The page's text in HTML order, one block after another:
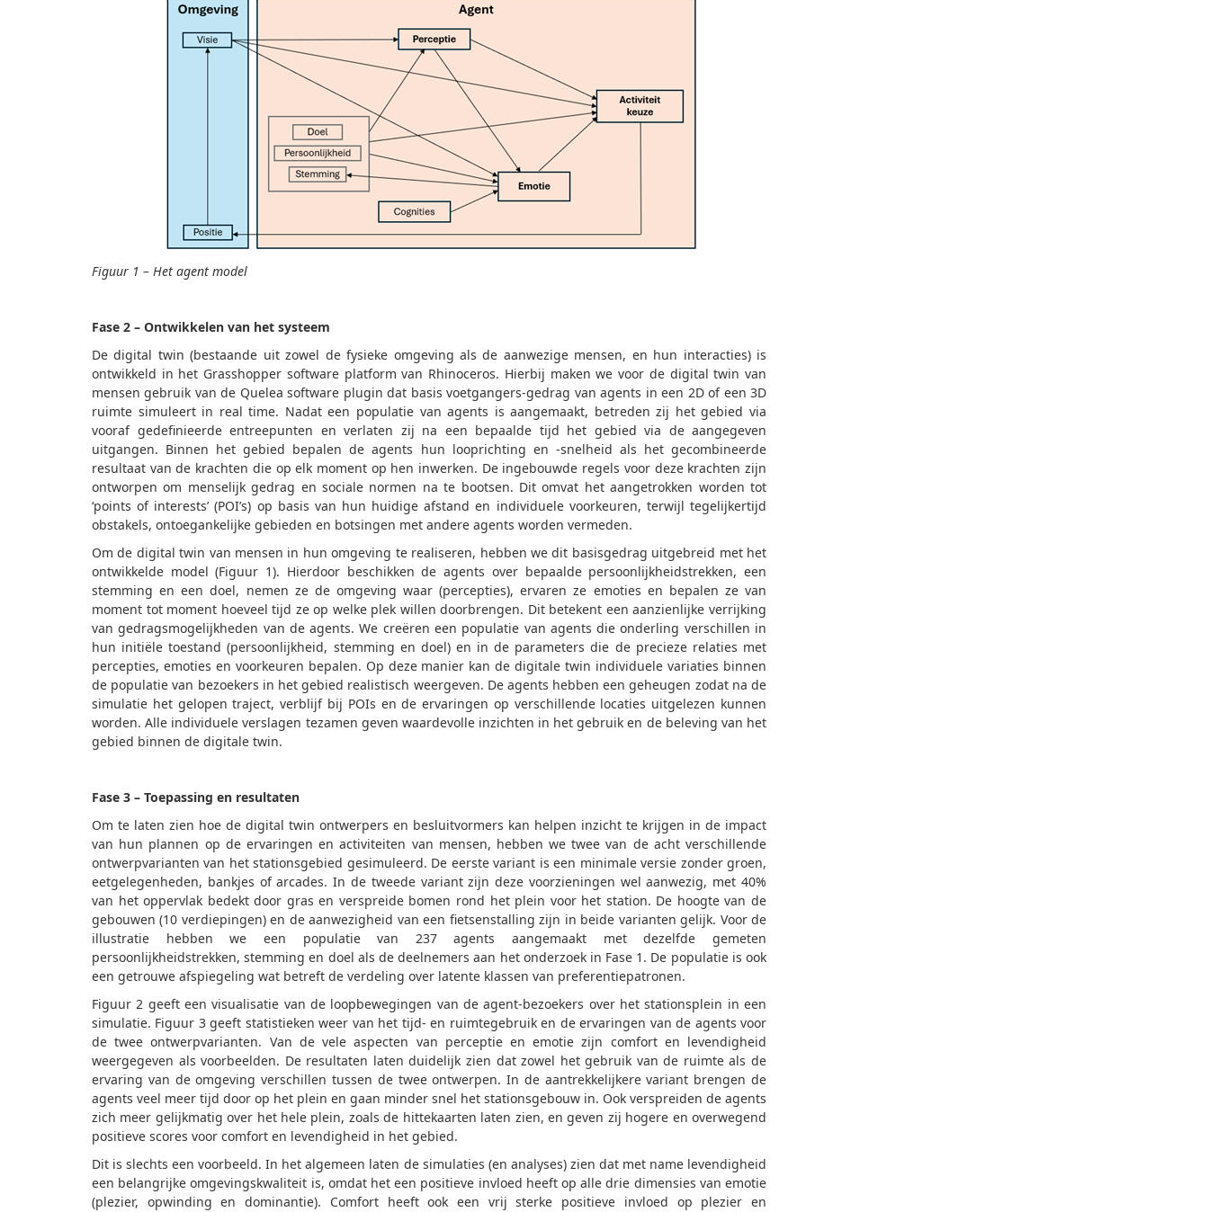
Figuur 1 – Het agent model
Fase 2 – Ontwikkelen van het systeem
De digital twin (bestaande uit zowel de fysieke omgeving als de aanwezige mensen, en hun interacties) is
ontwikkeld in het Grasshopper software platform van Rhinoceros. Hierbij maken we voor de digital twin van
mensen gebruik van de Quelea software plugin dat basis voetgangers-gedrag van agents in een 2D of een 3D
ruimte simuleert in real time. Nadat een populatie van agents is aangemaakt, betreden zij het gebied via
vooraf gedefinieerde entreepunten en verlaten zij na een bepaalde tijd het gebied via de aangegeven
uitgangen. Binnen het gebied bepalen de agents hun looprichting en -snelheid als het gecombineerde
resultaat van de krachten die op elk moment op hen inwerken. De ingebouwde regels voor deze krachten zijn
ontworpen om menselijk gedrag en sociale normen na te bootsen. Dit omvat het aangetrokken worden tot
‘points of interests’ (POI’s) op basis van hun huidige afstand en individuele voorkeuren, terwijl tegelijkertijd
obstakels, ontoegankelijke gebieden en botsingen met andere agents worden vermeden.
Om de digital twin van mensen in hun omgeving te realiseren, hebben we dit basisgedrag uitgebreid met het
ontwikkelde model (Figuur 1). Hierdoor beschikken de agents over bepaalde persoonlijkheidstrekken, een
stemming en een doel, nemen ze de omgeving waar (percepties), ervaren ze emoties en bepalen ze van
moment tot moment hoeveel tijd ze op welke plek willen doorbrengen. Dit betekent een aanzienlijke verrijking
van gedragsmogelijkheden van de agents. We creëren een populatie van agents die onderling verschillen in
hun initiële toestand (persoonlijkheid, stemming en doel) en in de parameters die de precieze relaties met
percepties, emoties en voorkeuren bepalen. Op deze manier kan de digitale twin individuele variaties binnen
de populatie van bezoekers in het gebied realistisch weergeven. De agents hebben een geheugen zodat na de
simulatie het gelopen traject, verblijf bij POIs en de ervaringen op verschillende locaties uitgelezen kunnen
worden. Alle individuele verslagen tezamen geven waardevolle inzichten in het gebruik en de beleving van het
gebied binnen de digitale twin.
Fase 3 – Toepassing en resultaten
Om te laten zien hoe de digital twin ontwerpers en besluitvormers kan helpen inzicht te krijgen in de impact
van hun plannen op de ervaringen en activiteiten van mensen, hebben we twee van de acht verschillende
ontwerpvarianten van het stationsgebied gesimuleerd. De eerste variant is een minimale versie zonder groen,
eetgelegenheden, bankjes of arcades. In de tweede variant zijn deze voorzieningen wel aanwezig, met 40%
van het oppervlak bedekt door gras en verspreide bomen rond het plein voor het station. De hoogte van de
gebouwen (10 verdiepingen) en de aanwezigheid van een fietsenstalling zijn in beide varianten gelijk. Voor de
illustratie hebben we een populatie van 237 agents aangemaakt met dezelfde gemeten
persoonlijkheidstrekken, stemming en doel als de deelnemers aan het onderzoek in Fase 1. De populatie is ook
een getrouwe afspiegeling wat betreft de verdeling over latente klassen van preferentiepatronen.
Figuur 2 geeft een visualisatie van de loopbewegingen van de agent-bezoekers over het stationsplein in een
simulatie. Figuur 3 geeft statistieken weer van het tijd- en ruimtegebruik en de ervaringen van de agents voor
de twee ontwerpvarianten. Van de vele aspecten van perceptie en emotie zijn comfort en levendigheid
weergegeven als voorbeelden. De resultaten laten duidelijk zien dat zowel het gebruik van de ruimte als de
ervaring van de omgeving verschillen tussen de twee ontwerpen. In de aantrekkelijkere variant brengen de
agents veel meer tijd door op het plein en gaan minder snel het stationsgebouw in. Ook verspreiden de agents
zich meer gelijkmatig over het hele plein, zoals de hittekaarten laten zien, en geven zij hogere en overwegend
positieve scores voor comfort en levendigheid in het gebied.
Dit is slechts een voorbeeld. In het algemeen laten de simulaties (en analyses) zien dat met name levendigheid
een belangrijke omgevingskwaliteit is, omdat het een positieve invloed heeft op alle drie dimensies van emotie
(plezier, opwinding en dominantie). Comfort heeft ook een vrij sterke positieve invloed op plezier en